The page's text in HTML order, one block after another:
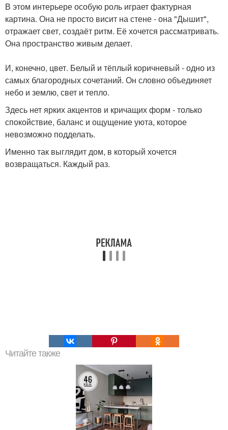
В этом интерьере особую роль играет фактурная
картина. Она не просто висит на стене - она "Дышит",
отражает свет, создаёт ритм. Её хочется рассматривать.
Она пространство живым делает.
И, конечно, цвет. Белый и тёплый коричневый - одно из
самых благородных сочетаний. Он словно объединяет
небо и землю, свет и тепло.
Здесь нет ярких акцентов и кричащих форм - только
спокойствие, баланс и ощущение уюта, которое
невозможно подделать.
Именно так выглядит дом, в который хочется
возвращаться. Каждый раз.
Читайте также